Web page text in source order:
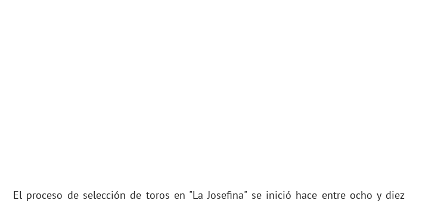
El proceso de selección de toros en "La Josefina" se inició hace entre ocho y diez